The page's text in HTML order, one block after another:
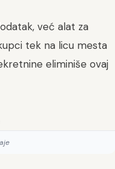
već alat za
tek na licu mesta
eliminiše ovaj